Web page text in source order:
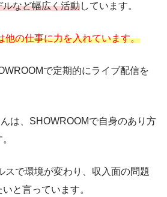
など幅広く活動しています。
他の仕事に力を入れています。
で定期的にライブ配信を
は、SHOWROOMで自身のあり方
スで環境が変わり、収入面の問題
と言っています。